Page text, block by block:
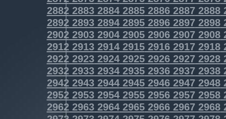
2882288328842885288628872888
2892289328942895289628972898
2902290329042905290629072908
2912291329142915291629172918
2922292329242925292629272928
2932293329342935293629372938
2942294329442945294629472948
2952295329542955295629572958
2962296329642965296629672968